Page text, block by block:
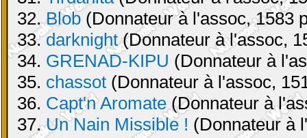
32.Blob (Donnateur à l'assoc, 1583
33.darknight(Donnateur à l'assoc,
34. GRENAD-KIPU (Donnateur à
35. chassot (Donnateur à l'assoc,
36. Capt'n Aromate(Donnateur à
37.Un Nain Missible ! (Donnateur à